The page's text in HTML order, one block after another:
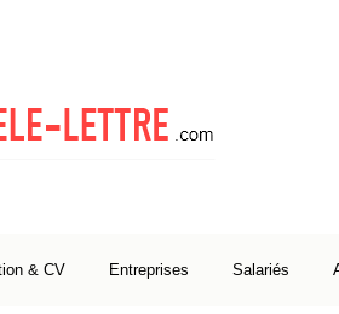
& CV Entreprises Salariés